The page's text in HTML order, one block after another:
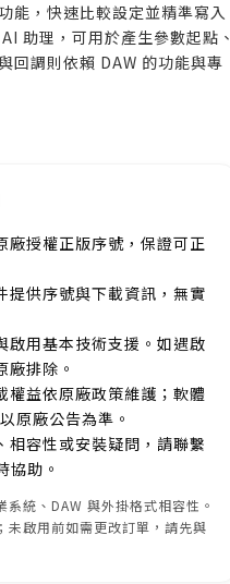
能，快速比較設定並精準寫入
助理，可用於產生參數起點、
回調則依賴 DAW 的功能與專
廠授權正版序號，保證可正
提供序號與下載資訊，無實
啟用基本技術支援。如遇啟
廠排除。
權益依原廠政策維護；軟體
原廠公告為準。
相容性或安裝疑問，請聯繫
協助。
統、DAW 與外掛格式相容性。
未啟用前如需更改訂單，請先與